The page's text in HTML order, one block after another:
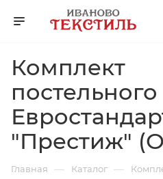
Комплект
"Престиж"
Главная — Каталог —